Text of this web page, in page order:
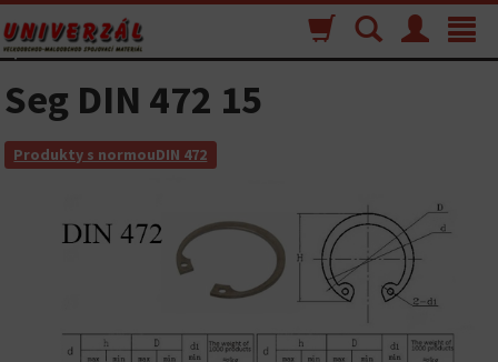
Toggle
Menu
Vyhľadávanie
Nákupný
košík
Seg DIN 472 15
Produkty s normouDIN 472